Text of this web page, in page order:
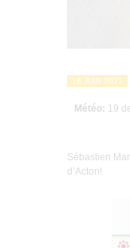
18 JUIN 2021
Météo: 19
Sébastien
d’Acton!